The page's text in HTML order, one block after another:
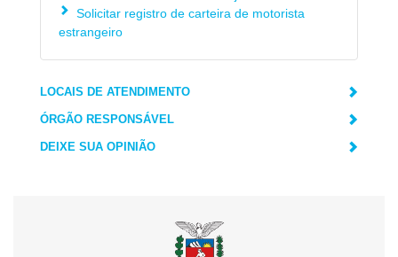
Solicitar registro de carteira de motorista
estrangeiro
LOCAIS DE ATENDIMENTO
ÓRGÃO RESPONSÁVEL
DEIXE SUA OPINIÃO